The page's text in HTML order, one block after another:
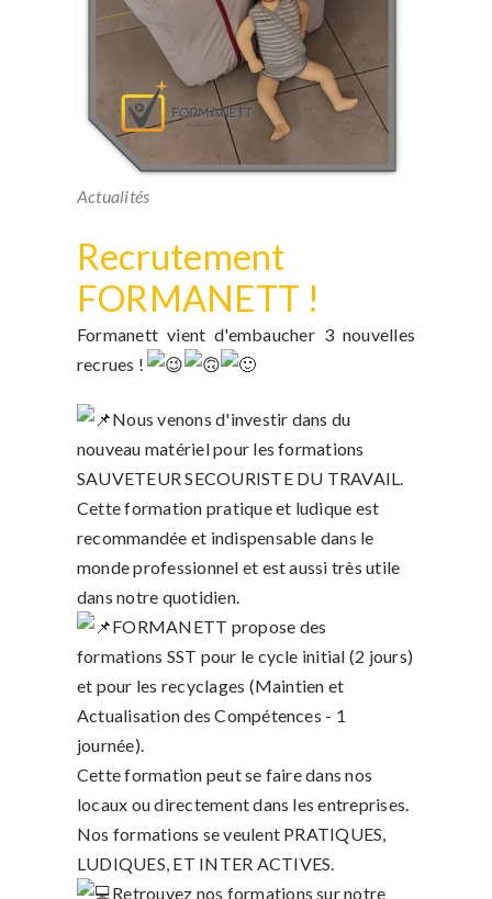
Actualités
Recrutement
FORMANETT !
Formanett vient d'embaucher 3 nouvelles
recrues !
Nous venons d'investir dans du
nouveau matériel pour les formations
SAUVETEUR SECOURISTE DU TRAVAIL.
Cette formation pratique et ludique est
recommandée et indispensable dans le
monde professionnel et est aussi très utile
dans notre quotidien.
FORMANETT propose des
formations SST pour le cycle initial (2 jours)
et pour les recyclages (Maintien et
Actualisation des Compétences - 1
journée).
Cette formation peut se faire dans nos
locaux ou directement dans les entreprises.
Nos formations se veulent PRATIQUES,
LUDIQUES, ET INTER ACTIVES.
Retrouvez nos formations sur notre